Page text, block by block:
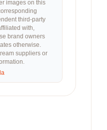
images on this
third-party
with,
brand owners
otherwise.
suppliers or